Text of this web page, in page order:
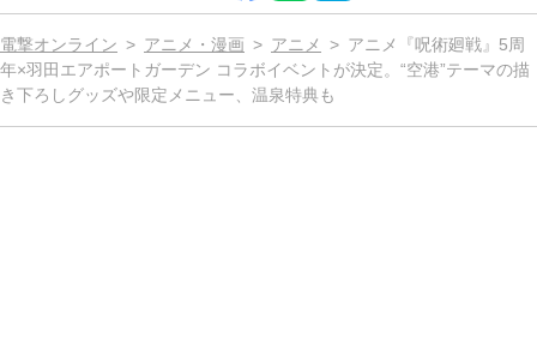
電撃オンライン アニメ・漫画 アニメ
アニメ『呪術廻戦』5周
年×羽田エアポートガーデン コラボイベントが決定。“空港”テーマの描
き下ろしグッズや限定メニュー、温泉特典も